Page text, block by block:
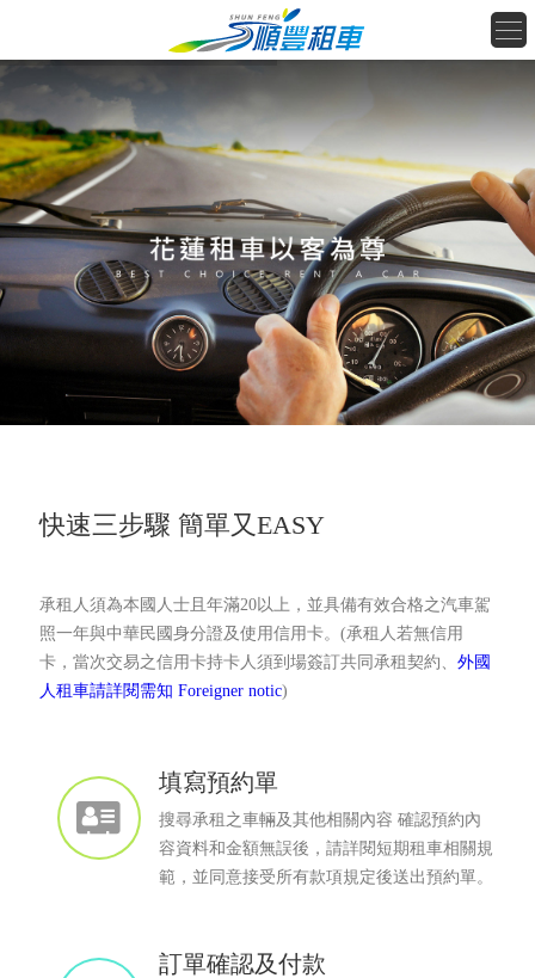
快速三步驟 簡單又EASY
承租人須為本國人士且年滿20以上，並具備有效合格之汽車駕
照一年與中華民國身分證及使用信用卡。(承租人若無信用
卡，當次交易之信用卡持卡人須到場簽訂共同承租契約、 外國
人租車請詳閱需知 Foreigner notic)
填寫預約單
搜尋承租之車輛及其他相關內容 確認預約內
容資料和金額無誤後，請詳閱短期租車相關規
範，並同意接受所有款項規定後送出預約單。
訂單確認及付款